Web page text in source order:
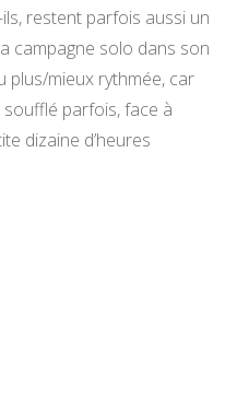
restent parfois aussi un
campagne solo dans son
plus/mieux rythmée, car
soufflé parfois, face à
dizaine d’heures